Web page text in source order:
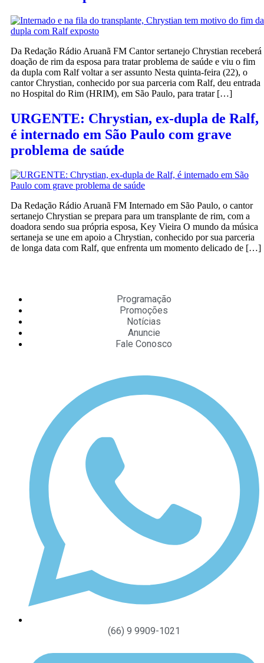
Da Redação Rádio Aruanã FM Cantor sertanejo Chrystian receberá
doação de rim da esposa para tratar problema de saúde e viu o fim
da dupla com Ralf voltar a ser assunto Nesta quinta-feira (22), o
cantor Chrystian, conhecido por sua parceria com Ralf, deu entrada
no Hospital do Rim (HRIM), em São Paulo, para tratar […]
URGENTE: Chrystian, ex-dupla de Ralf,
é internado em São Paulo com grave
problema de saúde
Da Redação Rádio Aruanã FM Internado em São Paulo, o cantor
sertanejo Chrystian se prepara para um transplante de rim, com a
doadora sendo sua própria esposa, Key Vieira O mundo da música
sertaneja se une em apoio a Chrystian, conhecido por sua parceria
de longa data com Ralf, que enfrenta um momento delicado de […]
Programação
Promoções
Notícias
Anuncie
Fale Conosco
(66) 9 9909-1021